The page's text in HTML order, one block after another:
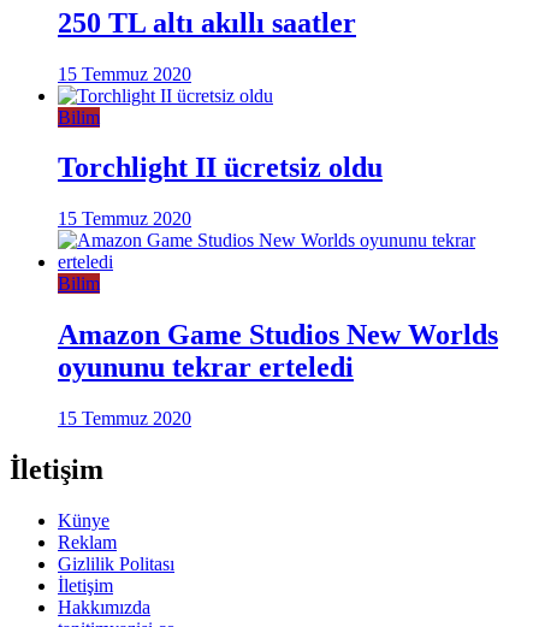
250 TL altı akıllı saatler
15 Temmuz 2020
Bilim
Torchlight II ücretsiz oldu
15 Temmuz 2020
Bilim
Amazon Game Studios New Worlds
oyununu tekrar erteledi
15 Temmuz 2020
İletişim
Künye
Reklam
Gizlilik Politası
İletişim
Hakkımızda